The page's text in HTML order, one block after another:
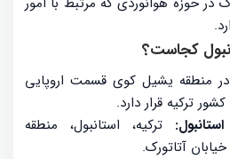
کجاست؟
در منطقه یشیل کوی قسمت اروپایی
ترکیه قرار دارد.
ترکیه، استانبول، منطقه
آتاتورک.